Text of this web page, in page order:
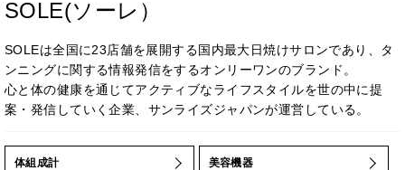
SOLE(ソーレ）
SOLEは全国に23店舗を展開する国内最大日焼けサロンであり、タ
ンニングに関する情報発信をするオンリーワンのブランド。
心と体の健康を通じてアクティブなライフスタイルを世の中に提
案・発信していく企業、サンライズジャパンが運営している。
体組成計 美容機器